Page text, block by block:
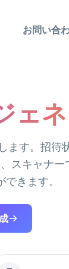
お問い合
ェ
ます。招待
スキャナー
きます。